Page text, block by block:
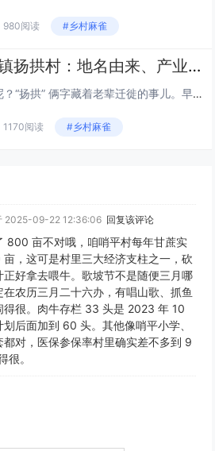
980阅读 #乡村麻雀
黔南州三都县九阡镇扬拱村：地名由来、产业民生及旅游特产全解析丨大角辣种植丨贵州
扬拱村这名字是怎么来的呢？“扬拱” 俩字藏着老辈迁徙的事儿。早先有杨姓人家从原塘州阳乐搬过来，“拱” 用当地的话翻译就是...
1170阅读 #乡村麻雀
2025-09-22 12:36:06 回复该评论
800 亩不对哦，咱哨平村每年甘蔗实
，这可是村里三大经济支柱之一，砍
正好拿去喂牛。歌坡节不是随便三月哪
在农历三月二十六办，有唱山歌、抓鱼
得很。肉牛存栏 33 头是 2023 年 10
划后面加到 60 头。其他像哨平小学、
都对，医保参保率村里确实差不多到 9
很。